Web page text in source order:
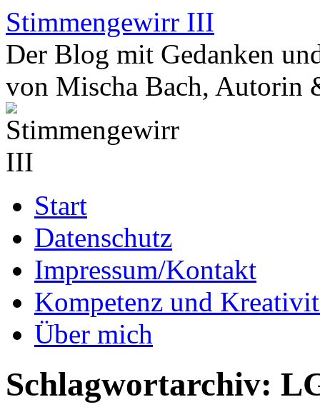
Zum
Inhalt
springen
Stimmengewirr III
Der Blog mit Gedanken
von Mischa Bach, Autorin
Start
Datenschutz
Impressum/Kontakt
Kompetenz und
Über mich
Schlagwortarchiv: